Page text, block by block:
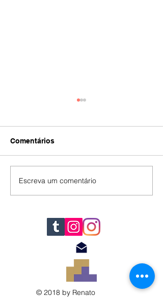
IA
Comentários
Escreva um comentário
© 2018 by Renato